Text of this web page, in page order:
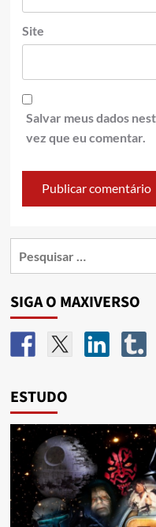
Site
Salvar meus dados
vez que eu comentar.
SIGA O MAXIVERSO
ESTUDO